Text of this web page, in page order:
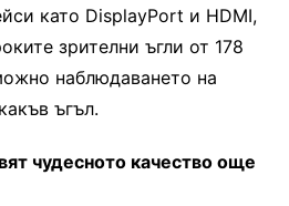
като DisplayPort и HDMI,
зрителни ъгли от 178
наблюдаването на
ъгъл.
чудесното качество още